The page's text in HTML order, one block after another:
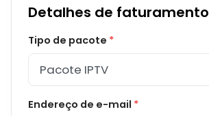
Detalhes de faturamento
Tipo de pacote
Endereço de e-mail